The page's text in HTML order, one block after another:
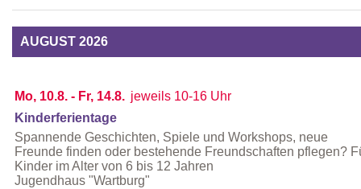
AUGUST 2026
Mo, 10.8. - Fr, 14.8. jeweils 10-16 Uhr
Kinderferientage
Spannende Geschichten, Spiele und Workshops, neue
Freunde finden oder bestehende Freundschaften pflegen?
Kinder im Alter von 6 bis 12 Jahren
Jugendhaus "Wartburg"